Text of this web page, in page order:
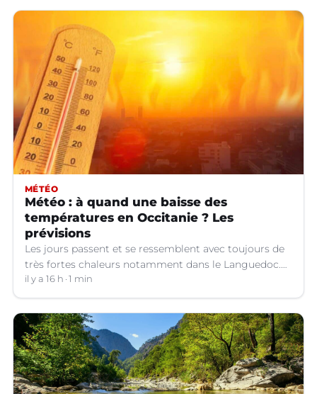
MÉTÉO
Météo : à quand une baisse des
températures en Occitanie ? Les
prévisions
Les jours passent et se ressemblent avec toujours de
très fortes chaleurs notamment dans le Languedoc.
Jusqu’à quand ?
il y a 16 h 1 min